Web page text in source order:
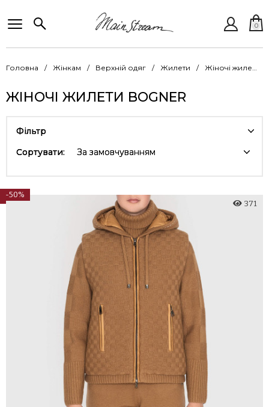
0
Головна Жінкам Верхній одяг Жилети Жіночі жилети Bogner
ЖІНОЧІ ЖИЛЕТИ BOGNER
Фільтр
Сортувати:
За замовчуванням
-50%
371